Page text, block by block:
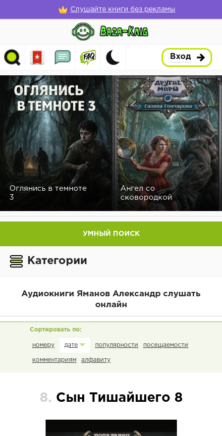
Слушайте книги без рекламы
Вход
Оглянись в темноте
3
Ангел со
сковородкой
УМНЫЙ ПОИСК
Категории
Аудиокниги Яманов Александр слушать
онлайн
номеру дате популярности посещаемости
комментариям алфавиту
8. Сын Тишайшего 8